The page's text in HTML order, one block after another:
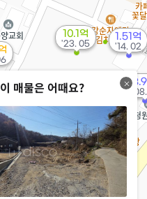
10.1억
'23. 05
1.51억
'14. 02
이 매물은 어때요?